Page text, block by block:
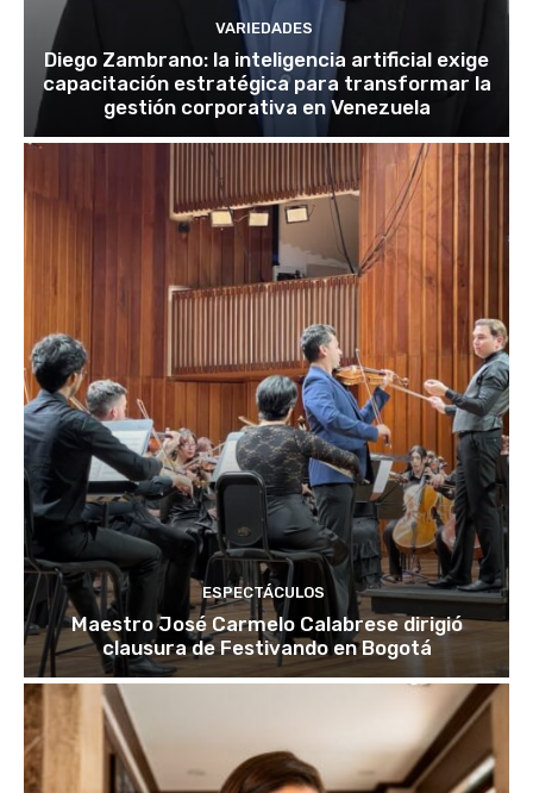
VARIEDADES
Diego Zambrano: la inteligencia artificial exige
capacitación estratégica para transformar la
gestión corporativa en Venezuela
ESPECTÁCULOS
Maestro José Carmelo Calabrese dirigió
clausura de Festivando en Bogotá